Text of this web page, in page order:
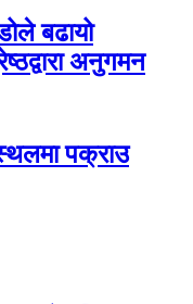
बढायो
अनुगमन
पक्राउ